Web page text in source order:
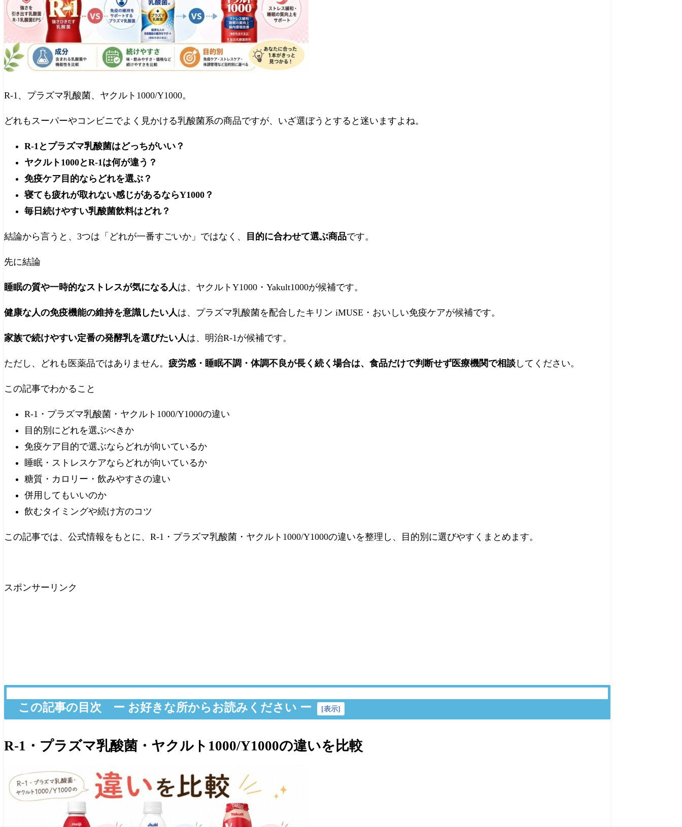
R-1、プラズマ乳酸菌、ヤクルト1000/Y1000。
どれもスーパーやコンビニでよく見かける乳酸菌系の商品ですが、いざ選ぼうとすると迷いますよね。
R-1とプラズマ乳酸菌はどっちがいい？
ヤクルト1000とR-1は何が違う？
免疫ケア目的ならどれを選ぶ？
寝ても疲れが取れない感じがあるならY1000？
毎日続けやすい乳酸菌飲料はどれ？
結論から言うと、3つは「どれが一番すごいか」ではなく、 目的に合わせて選ぶ商品です。
先に結論
睡眠の質や一時的なストレスが気になる人は、ヤクルトY1000・Yakult1000が候補です。
健康な人の免疫機能の維持を意識したい人は、プラズマ乳酸菌を配合したキリン iMUSE・おいしい免疫ケアが候補です。
家族で続けやすい定番の発酵乳を選びたい人は、明治R-1が候補です。
ただし、どれも医薬品ではありません。 疲労感・睡眠不調・体調不良が長く続く場合は、食品だけで判断せず医療機関で相談 してください。
この記事でわかること
R-1・プラズマ乳酸菌・ヤクルト1000/Y1000の違い
目的別にどれを選ぶべきか
免疫ケア目的で選ぶならどれが向いているか
睡眠・ストレスケアならどれが向いているか
糖質・カロリー・飲みやすさの違い
併用してもいいのか
飲むタイミングや続け方のコツ
この記事では、公式情報をもとに、R-1・プラズマ乳酸菌・ヤクルト1000/Y1000の違いを整理し、目的別に選びやすくまとめます。
スポンサーリンク
この記事の目次 ー お好きな所からお読みください ー [表示]
R-1・プラズマ乳酸菌・ヤクルト1000/Y1000の違いを比較